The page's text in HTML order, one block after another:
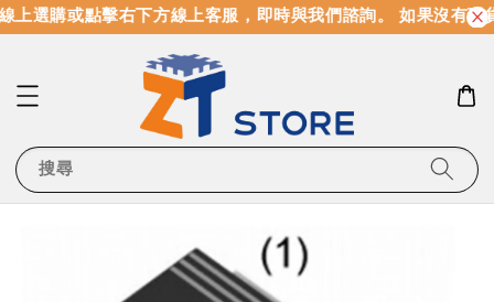
選購或點擊右下方線上客服，即時與我們諮詢。 如果沒有現
搜尋